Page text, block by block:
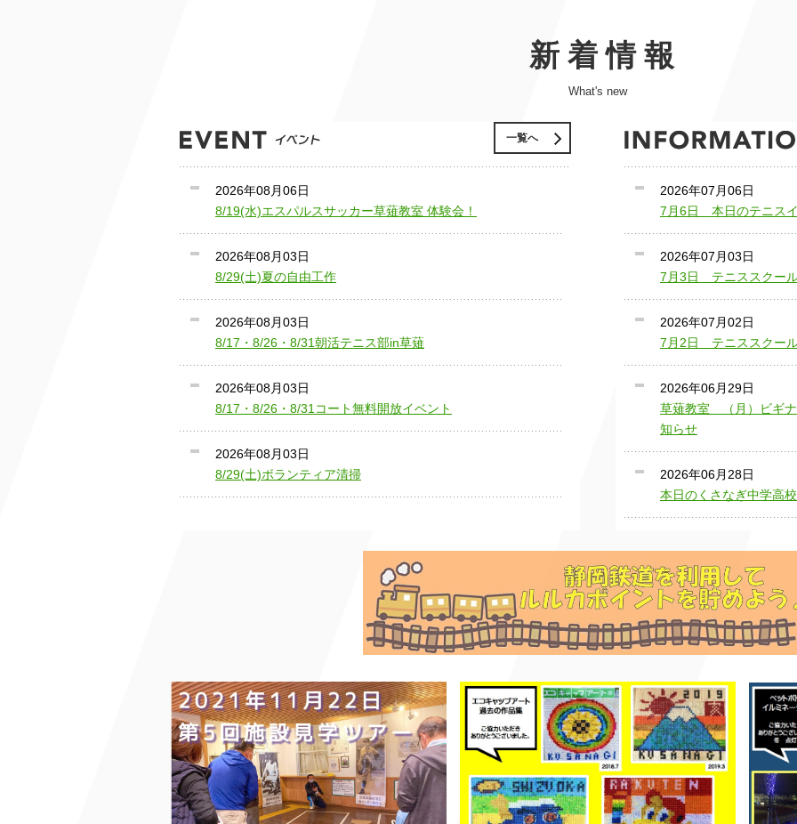
新 着 情 報
What's new
一覧へ
2026年08月06日
8/19(水)エスパルスサッカー草薙教室 体験会！
2026年08月03日
8/29(土)夏の自由工作
2026年08月03日
8/17・8/26・8/31朝活テニス部in草薙
2026年08月03日
8/17・8/26・8/31コート無料開放イベント
2026年08月03日
8/29(土)ボランティア清掃
2026年07月06日
7月6日 本日のテニス
2026年07月03日
7月3日 テニススクー
2026年07月02日
7月2日 テニススクー
2026年06月29日
草薙教室 （月）ビギナ
知らせ
2026年06月28日
本日のくさなぎ中学高